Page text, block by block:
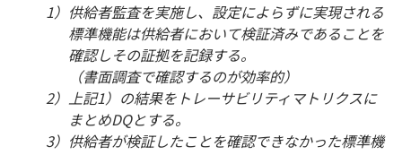
1）供給者監査を実施し、設定によらずに実現される
標準機能は供給者において検証済みであることを
確認しその証拠を記録する。
（書面調査で確認するのが効率的）
2）上記1）の結果をトレーサビリティマトリクスに
まとめDQとする。
3）供給者が検証したことを確認できなかった標準機